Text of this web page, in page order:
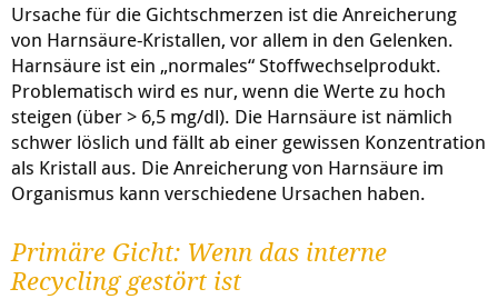
Ursache für die Gichtschmerzen ist die Anreicherung
von Harnsäure-Kristallen, vor allem in den Gelenken.
Harnsäure ist ein „normales“ Stoffwechselprodukt.
Problematisch wird es nur, wenn die Werte zu hoch
steigen (über > 6,5 mg/dl). Die Harnsäure ist nämlich
schwer löslich und fällt ab einer gewissen Konzentration
als Kristall aus. Die Anreicherung von Harnsäure im
Organismus kann verschiedene Ursachen haben.
Primäre Gicht: Wenn das interne
Recycling gestört ist